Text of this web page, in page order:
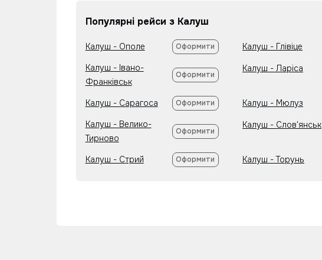
Популярні рейси з Калуш
Калуш - Ополе Оформити
Калуш - Івано-
Франківськ
Оформити
Калуш - Сарагоса Оформити
Калуш - Велико-
Тирново
Оформити
Калуш - Стрий Оформити
Калуш - Глівіце
Калуш - Ларіса
Калуш - Мюлуз
Калуш - Слов'янськ
Калуш - Торунь